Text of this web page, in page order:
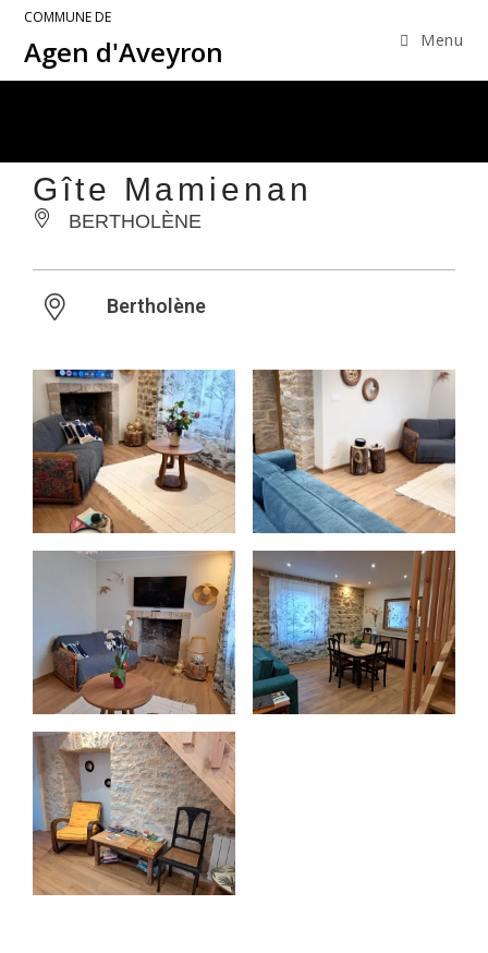
COMMUNE DE
Agen d'Aveyron Menu
Gîte Mamienan
BERTHOLÈNE
Bertholène